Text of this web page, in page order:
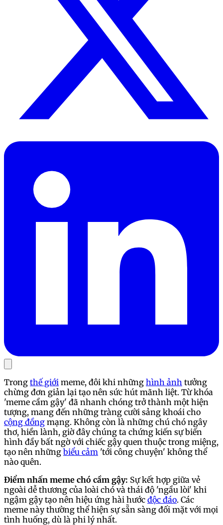
Trong thế giới meme, đôi khi những hình ảnh tưởng
chừng đơn giản lại tạo nên sức hút mãnh liệt. Từ khóa
'meme cầm gậy' đã nhanh chóng trở thành một hiện
tượng, mang đến những tràng cười sảng khoái cho
cộng đồng mạng. Không còn là những chú chó ngây
thơ, hiền lành, giờ đây chúng ta chứng kiến sự biến
hình đầy bất ngờ với chiếc gậy quen thuộc trong miệng,
tạo nên những biểu cảm 'tới công chuyện' không thể
nào quên.
Điểm nhấn meme chó cầm gậy: Sự kết hợp giữa vẻ
ngoài dễ thương của loài chó và thái độ 'ngầu lòi' khi
ngậm gậy tạo nên hiệu ứng hài hước độc đáo. Các
meme này thường thể hiện sự sẵn sàng đối mặt với mọi
tình huống, dù là phi lý nhất.